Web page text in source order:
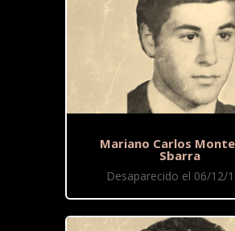
Mariano Carlos
Sbarra
Desaparecido el 06/12/